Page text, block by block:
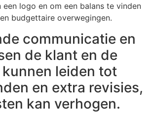
logo en om een balans te vinden
budgettaire overwegingen.
communicatie en
de klant en de
leiden tot
en extra revisies,
kan verhogen.